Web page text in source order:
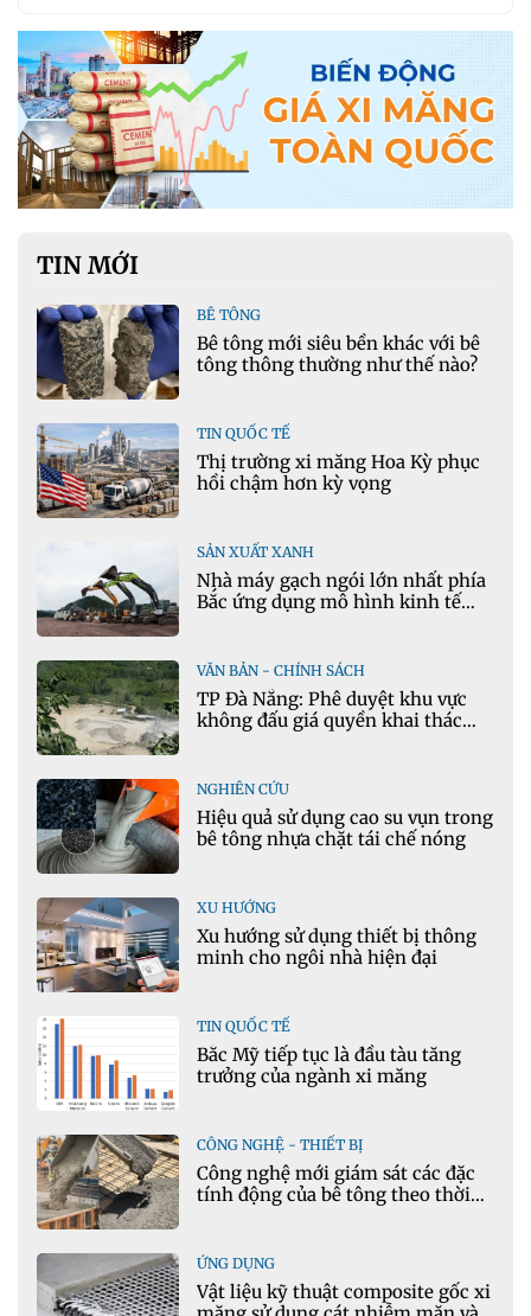
TIN MỚI
BÊ TÔNG
Bê tông mới siêu bền khác với bê
tông thông thường như thế nào?
TIN QUỐC TẾ
Thị trường xi măng Hoa Kỳ phục
hồi chậm hơn kỳ vọng
SẢN XUẤT XANH
Nhà máy gạch ngói lớn nhất phía
Bắc ứng dụng mô hình kinh tế
VĂN BẢN - CHÍNH SÁCH
TP Đà Nẵng: Phê duyệt khu vực
không đấu giá quyền khai thác
NGHIÊN CỨU
Hiệu quả sử dụng cao su vụn trong
bê tông nhựa chặt tái chế nóng
XU HƯỚNG
Xu hướng sử dụng thiết bị thông
minh cho ngôi nhà hiện đại
TIN QUỐC TẾ
Bắc Mỹ tiếp tục là đầu tàu tăng
trưởng của ngành xi măng
CÔNG NGHỆ - THIẾT BỊ
Công nghệ mới giám sát các đặc
tính động của bê tông theo thời
ỨNG DỤNG
Vật liệu kỹ thuật composite gốc xi